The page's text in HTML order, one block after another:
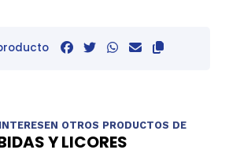
OTROS PRODUCTOS DE
Y LICORES